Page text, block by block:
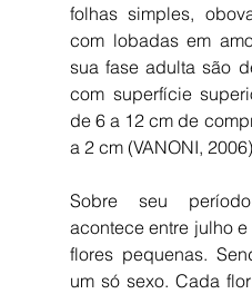
folhas simples,
com lobadas em
sua fase adulta são
com superfície
de 6 a 12 cm de
a 2 cm (VANONI,
Sobre seu
acontece entre julho
flores pequenas.
um só sexo. Cada